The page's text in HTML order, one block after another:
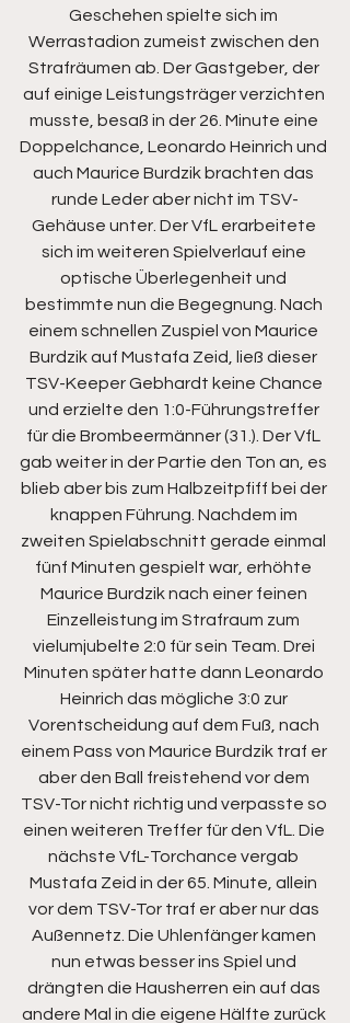
Geschehen spielte sich im
Werrastadion zumeist zwischen den
Strafräumen ab. Der Gastgeber, der
auf einige Leistungsträger verzichten
musste, besaß in der 26. Minute eine
Doppelchance, Leonardo Heinrich und
auch Maurice Burdzik brachten das
runde Leder aber nicht im TSV-
Gehäuse unter. Der VfL erarbeitete
sich im weiteren Spielverlauf eine
optische Überlegenheit und
bestimmte nun die Begegnung. Nach
einem schnellen Zuspiel von Maurice
Burdzik auf Mustafa Zeid, ließ dieser
TSV-Keeper Gebhardt keine Chance
und erzielte den 1:0-Führungstreffer
für die Brombeermänner (31.). Der VfL
gab weiter in der Partie den Ton an, es
blieb aber bis zum Halbzeitpfiff bei der
knappen Führung. Nachdem im
zweiten Spielabschnitt gerade einmal
fünf Minuten gespielt war, erhöhte
Maurice Burdzik nach einer feinen
Einzelleistung im Strafraum zum
vielumjubelte 2:0 für sein Team. Drei
Minuten später hatte dann Leonardo
Heinrich das mögliche 3:0 zur
Vorentscheidung auf dem Fuß, nach
einem Pass von Maurice Burdzik traf er
aber den Ball freistehend vor dem
TSV-Tor nicht richtig und verpasste so
einen weiteren Treffer für den VfL. Die
nächste VfL-Torchance vergab
Mustafa Zeid in der 65. Minute, allein
vor dem TSV-Tor traf er aber nur das
Außennetz. Die Uhlenfänger kamen
nun etwas besser ins Spiel und
drängten die Hausherren ein auf das
andere Mal in die eigene Hälfte zurück